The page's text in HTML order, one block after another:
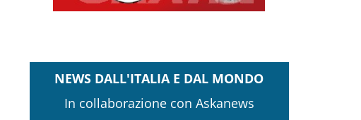
NEWS DALL'ITALIA E DAL MONDO
In collaborazione con Askanews